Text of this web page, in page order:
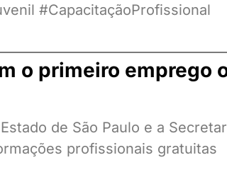
#CapacitaçãoProfissional
o primeiro emprego
de São Paulo e a
profissionais gratuitas